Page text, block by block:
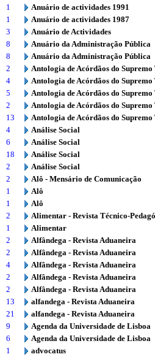
1
Anuário de actividades 1991
1
Anuário de actividades 1987
3
Anuário de Actividades
8
Anuário da Administração Pública
8
Anuário da Administração Pública
2
Antologia de Acórdãos do
4
Antologia de Acórdãos do
5
Antologia de Acórdãos do
2
Antologia de Acórdãos do
13
Antologia de Acórdãos do
4
Análise Social
6
Análise Social
18
Análise Social
2
Análise Social
2
Alô - Mensário de Comunicação
1
Alô
1
Alô
2
Alimentar - Revista Técnico-
1
Alimentar
2
Alfândega - Revista Aduaneira
2
Alfândega - Revista Aduaneira
4
Alfândega - Revista Aduaneira
2
Alfândega - Revista Aduaneira
2
Alfândega - Revista Aduaneira
13
alfandega - Revista Aduaneira
21
alfandega - Revista Aduaneira
9
Agenda da Universidade de Lisboa
6
Agenda da Universidade de Lisboa
1
advocatus